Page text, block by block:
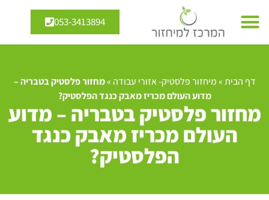
053-3413894
דף הבית»מיחזור פלסטיק- אזורי עבודה »מחזור פלסטיק בטבריה –
מדוע העולם מכריז מאבק כנגד הפלסטיק?
מחזור פלסטיק בטבריה – מדוע
העולם מכריז מאבק כנגד
הפלסטיק?